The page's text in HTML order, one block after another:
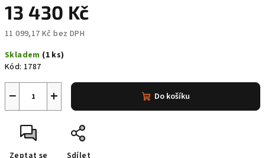
13 430 Kč
11 099,17 Kč bez DPH
cena:
Skladem (1 ks)
Kód: 1787
+
− Do košíku
Zeptat se Sdílet